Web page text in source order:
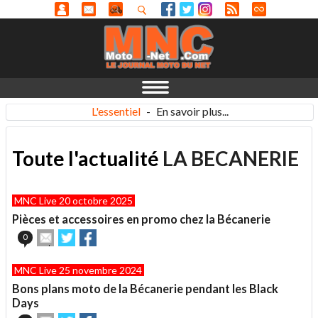
L'essentiel - En savoir plus...
Toute l'actualité LA BECANERIE
MNC Live 20 octobre 2025
Pièces et accessoires en promo chez la Bécanerie
0
Envoyer
cet
à
ami
Partager
sur sur
MNC Live 25 novembre 2024
Bons plans moto de la Bécanerie pendant les Black
Days